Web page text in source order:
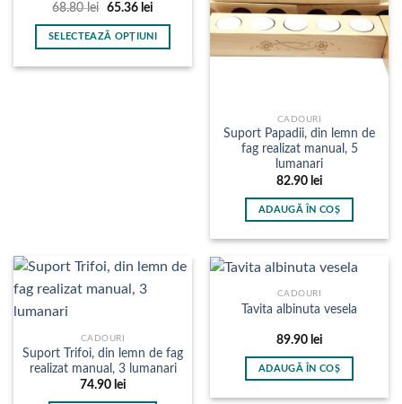
68.80lei
Prețul
a
fost:
65.36 leiPrețul
este:
65.36 lei.
SELECTEAZĂ OPȚIUNI
pagina
produsului.
CADOURI
Suport Papadii, din lemn de
fag realizat manual, 5
lumanari
82.90 lei
ADAUGĂ ÎN COȘ
CADOURI
Suport Trifoi, din lemn de fag
realizat manual, 3 lumanari
74.90 lei
CADOURI
Tavita albinuta vesela
89.90 lei
ADAUGĂ ÎN COȘ